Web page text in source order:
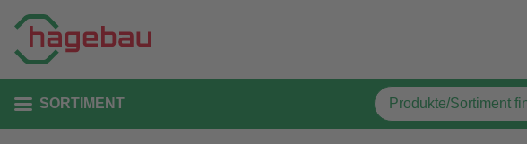
SORTIMENT